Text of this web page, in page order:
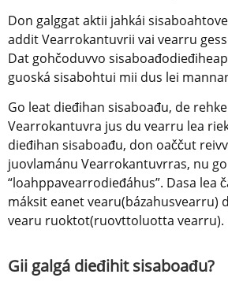
Don galggat aktii jahkái
addit Vearrokantuvrii vai vearru
Dat gohčoduvvo
guoská sisabohtui mii dus lei
Go leat dieđihan sisaboađu, de
Vearrokantuvra jus du vearru lea
dieđihan sisaboađu, don oaččut
juovlamánu Vearrokantuvrras, nu
“loahppavearrodieđáhus”. Dasa lea
máksit eanet vearu(bázahusvearru)
vearu ruoktot(ruovttoluotta vearru).
Gii galgá dieđihit sisaboađu?